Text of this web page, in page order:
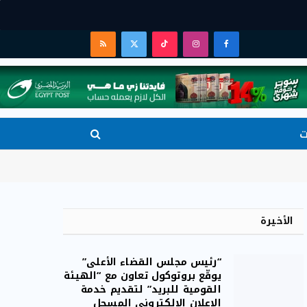
فيسبوكالانستغرامتيكتوك X
(Twitter)
RSS
الأخيرة
“رئيس مجلس القضاء الأعلى”
يوقّع بروتوكول تعاون مع “الهيئة
القومية للبريد” لتقديم خدمة
الإعلان الإلكتروني المسجل